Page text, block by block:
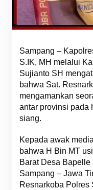
Sampang –
S.IK, MH melalui
Sujianto SH
bahwa Sat.
mengamankan
antar provinsi pada
siang.
Kepada awak
bahwa H Bin MT
Barat Desa
Sampang – Jawa
Resnarkoba Polres